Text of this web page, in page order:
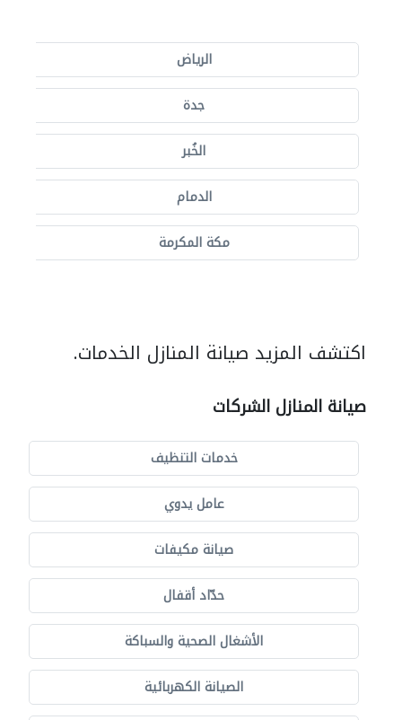
الرياض
جدة
الخُبر
الدمام
مكة المكرمة
اكتشف المزيد صيانة المنازل الخدمات.
صيانة المنازل الشركات
خدمات التنظيف
عامل يدوي
صيانة مكيفات
حدّاد أقفال
الأشغال الصحية والسباكة
الصيانة الكهربائية